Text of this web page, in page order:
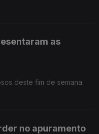
as
deste fim de semana.
no apuramento